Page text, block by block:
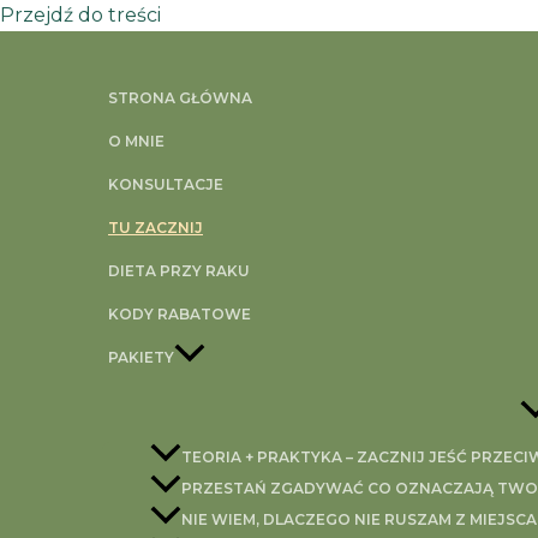
Przejdź do treści
STRONA GŁÓWNA
O MNIE
KONSULTACJE
TU ZACZNIJ
DIETA PRZY RAKU
KODY RABATOWE
PAKIETY
TEORIA + PRAKTYKA – ZACZNIJ JEŚĆ
PRZESTAŃ ZGADYWAĆ CO OZNACZAJĄ
NIE WIEM, DLACZEGO NIE RUSZAM Z MIEJSCA
ZADBAJ O SIEBIE
Jego celem jest monitorowanie i zapis podstawowych
Przez 7 dni przyglądaj się ilości wypijanej wody, jakości
długości aktywności fizycznej.
Codziennie uzupełnianie szablonu pozwoli Ci
uzupełnieniu wrzuć na swoje instastory oznaczając